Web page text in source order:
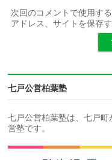
次回のコメントで使用す
アドレス、サイトを保存す
七戸公営柏葉塾
七戸公営柏葉塾は、七戸
営塾です。